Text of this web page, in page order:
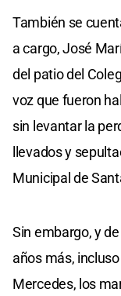
También se
a cargo, José
del patio del
voz que fueron
sin levantar la
llevados y
Municipal de
Sin embargo, y
años más,
Mercedes, los